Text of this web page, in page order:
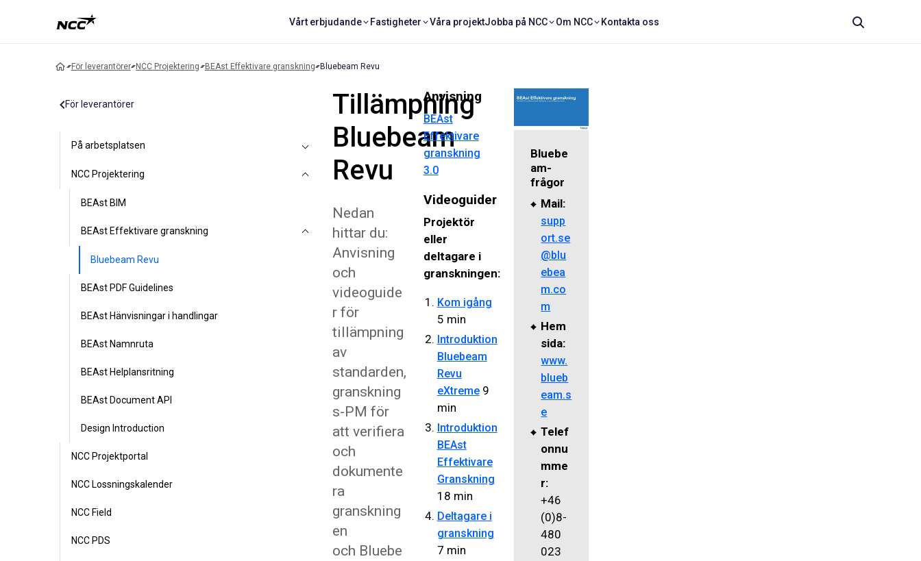
Vårt erbjudande Fastigheter Våra projektJobba på NCC Om NCC Kontakta oss
För leverantörer NCC Projektering BEAst Effektivare granskning Bluebeam Revu
För leverantörer
På arbetsplatsen
NCC Projektering
BEAst BIM
BEAst Effektivare granskning
Bluebeam Revu
BEAst PDF Guidelines
BEAst Hänvisningar i handlingar
BEAst Namnruta
BEAst Helplansritning
BEAst Document API
Design Introduction
NCC Projektportal
NCC Lossningskalender
NCC Field
NCC PDS
Tillämpning
Bluebeam
Revu
Nedan
hittar du:
Anvisning
och
videoguide
r för
tillämpning
av
standarden,
granskning
s-PM för
att verifiera
och
dokumente
ra
granskning
en
och Bluebe
Anvisning
BEAst
Effektivare
granskning
3.0
Videoguider
Projektör
eller
deltagare i
granskningen:
Kom igång
5 min
Introduktion
Bluebeam
Revu
eXtreme9
min
Introduktion
BEAst
Effektivare
Granskning
18 min
Deltagare i
granskning
7 min
Bluebe
am-
frågor
Mail:
supp
ort.se
@blu
ebea
m.co
m
Hem
sida:
www.
blueb
eam.s
e
Telef
onnu
mme
r:
+46
(0)8-
480
023